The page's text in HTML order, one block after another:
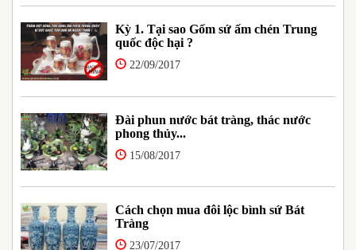
Kỳ 1. Tại sao Gốm sứ ấm chén Trung
quốc độc hại ?
22/09/2017
Đài phun nước bát tràng, thác nước
phong thủy...
15/08/2017
Cách chọn mua đôi lộc bình sứ Bát
Tràng
23/07/2017